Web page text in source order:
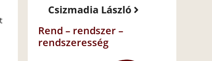
Csizmadia László
Rend – rendszer –
rendszeresség